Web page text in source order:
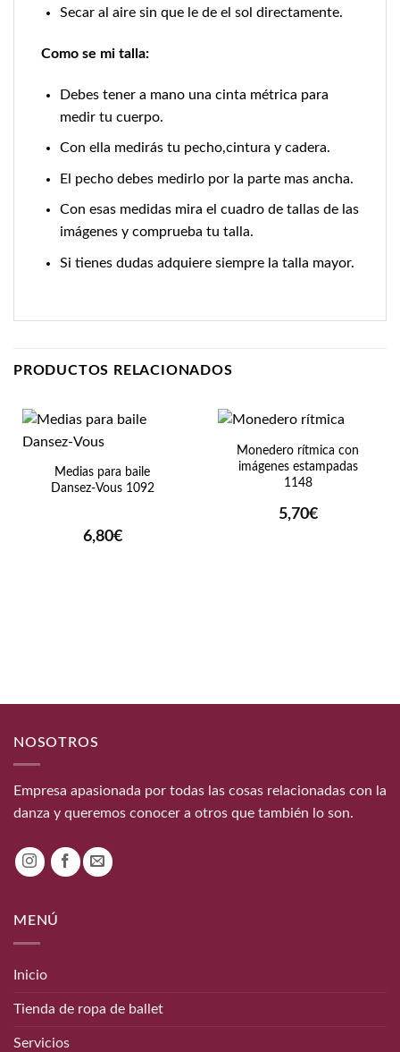
Secar al aire sin que le de el sol directamente.
Como se mi talla:
Debes tener a mano una cinta métrica para
medir tu cuerpo.
Con ella medirás tu pecho,cintura y cadera.
El pecho debes medirlo por la parte mas ancha.
Con esas medidas mira el cuadro de tallas de las
imágenes y comprueba tu talla.
Si tienes dudas adquiere siempre la talla mayor.
PRODUCTOS RELACIONADOS
Medias para baile
Dansez-Vous 1092
6,80€
Monedero rítmica con
imágenes estampadas
1148
5,70€
NOSOTROS
Empresa apasionada por todas las cosas relacionadas con la
danza y queremos conocer a otros que también lo son.
MENÚ
Inicio
Tienda de ropa de ballet
Servicios